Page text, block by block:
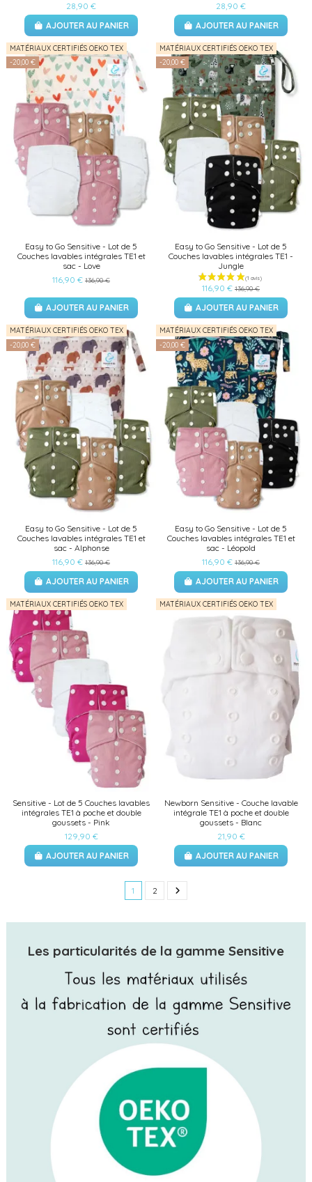
28,90 €
AJOUTER AU PANIER
28,90 €
AJOUTER AU PANIER
MATÉRIAUX CERTIFIÉS OEKO TEX
-20,00 €
Easy to Go Sensitive - Lot de 5
Couches lavables intégrales TE1 et
sac - Love
116,90 € 136,90 €
AJOUTER AU PANIER
MATÉRIAUX CERTIFIÉS OEKO TEX
-20,00 €
Easy to Go Sensitive - Lot de 5
Couches lavables intégrales TE1 -
Jungle
116,90 € 136,90 €
AJOUTER AU PANIER
MATÉRIAUX CERTIFIÉS OEKO TEX
-20,00 €
Easy to Go Sensitive - Lot de 5
Couches lavables intégrales TE1 et
sac - Alphonse
116,90 € 136,90 €
AJOUTER AU PANIER
MATÉRIAUX CERTIFIÉS OEKO TEX
-20,00 €
Easy to Go Sensitive - Lot de 5
Couches lavables intégrales TE1 et
sac - Léopold
116,90 € 136,90 €
AJOUTER AU PANIER
MATÉRIAUX CERTIFIÉS OEKO TEX
Sensitive - Lot de 5 Couches lavables
intégrales TE1 à poche et double
goussets - Pink
129,90 €
AJOUTER AU PANIER
MATÉRIAUX CERTIFIÉS OEKO TEX
Newborn Sensitive - Couche lavable
intégrale TE1 à poche et double
goussets - Blanc
21,90 €
AJOUTER AU PANIER
1 2
Les particularités de la gamme Sensitive